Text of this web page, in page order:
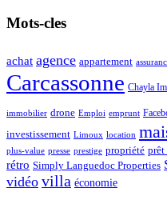
Mots-cles
achat agence appartement
Carcassonne Chayla
immobilier drone Emploi emprunt
investissement Limoux location
plus-value presse prestige propriété
rétro Simply Languedoc Properties
vidéo villa économie